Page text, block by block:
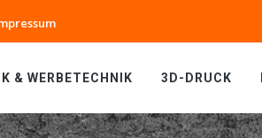
& WERBETECHNIK 3D-DRUCK